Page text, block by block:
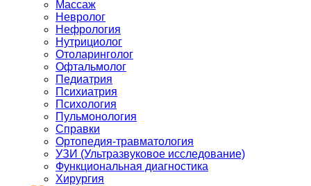
Массаж
Невролог
Нефрология
Нутрициолог
Отоларинголог
Офтальмолог
Педиатрия
Психиатрия
Психология
Пульмонология
Справки
Ортопедия-травматология
УЗИ (Ультразвуковое исследование)
Функциональная диагностика
Хирургия